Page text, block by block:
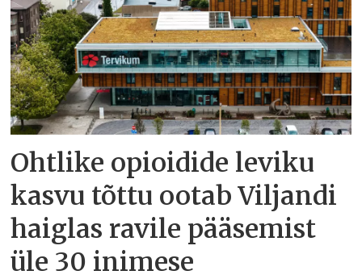
Ohtlike opioidide leviku
kasvu tõttu ootab Viljandi
haiglas ravile pääsemist
üle 30 inimese